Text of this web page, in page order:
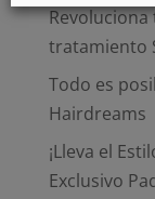
tratamiento
Todo es
Hairdreams
¡Lleva el
Exclusivo